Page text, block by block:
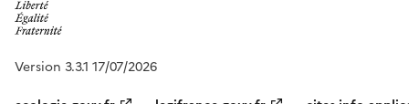
Version 3.3.1 17/07/2026